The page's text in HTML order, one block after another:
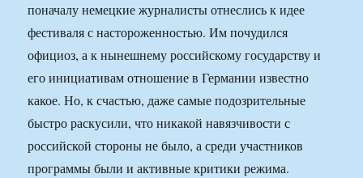
поначалу немецкие журналисты отнеслись к идее
фестиваля с настороженностью. Им почудился
официоз, а к нынешнему российскому государству и
его инициативам отношение в Германии известно
какое. Но, к счастью, даже самые подозрительные
быстро раскусили, что никакой навязчивости с
российской стороны не было, а среди участников
программы были и активные критики режима.